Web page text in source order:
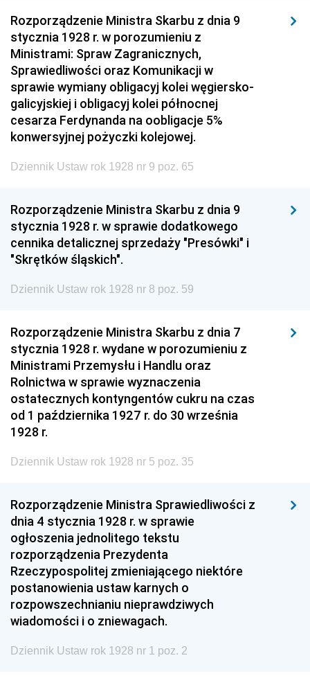
Rozporządzenie Ministra Skarbu z dnia 9
stycznia 1928 r. w porozumieniu z
Ministrami: Spraw Zagranicznych,
Sprawiedliwości oraz Komunikacji w
sprawie wymiany obligacyj kolei węgiersko-
galicyjskiej i obligacyj kolei północnej
cesarza Ferdynanda na oobligacje 5%
konwersyjnej pożyczki kolejowej.
Dziennik Ustaw rok 1928 nr 9 poz. 65
Rozporządzenie Ministra Skarbu z dnia 9
stycznia 1928 r. w sprawie dodatkowego
cennika detalicznej sprzedaży "Presówki" i
"Skrętków śląskich".
Dziennik Ustaw rok 1928 nr 8 poz. 59
Rozporządzenie Ministra Skarbu z dnia 7
stycznia 1928 r. wydane w porozumieniu z
Ministrami Przemysłu i Handlu oraz
Rolnictwa w sprawie wyznaczenia
ostatecznych kontyngentów cukru na czas
od 1 października 1927 r. do 30 września
1928 r.
Dziennik Ustaw rok 1928 nr 5 poz. 35
Rozporządzenie Ministra Sprawiedliwości z
dnia 4 stycznia 1928 r. w sprawie
ogłoszenia jednolitego tekstu
rozporządzenia Prezydenta
Rzeczypospolitej zmieniającego niektóre
postanowienia ustaw karnych o
rozpowszechnianiu nieprawdziwych
wiadomości i o zniewagach.
Dziennik Ustaw rok 1928 nr 1 poz. 2